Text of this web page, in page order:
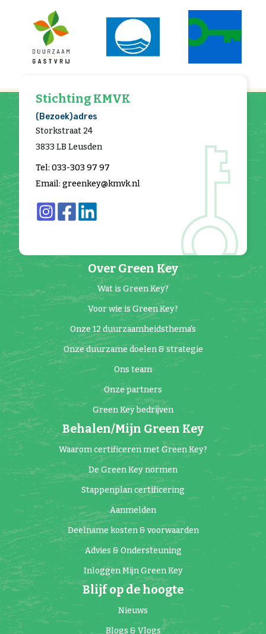
Over Green Key
Wat is Green Key?
Voor wie is Green Key?
Onze 12 duurzaamheidsthema's
Onze duurzame doelen & strategie
Ons team
Onze partners
Green Key bedrijven
Behalen/Mijn Green Key
Waarom certificeren met Green Key?
De Green Key normen
Stappenplan certificering
Aanmelden
Deelname kosten & voorwaarden
Advies & Ondersteuning
Inloggen Mijn Green Key
Blijf op de hoogte
Nieuws
Blogs & Vlogs
Stichting KMVK
(Bezoek)adres
Storkstraat 24
3833 LB Leusden
Tel: 033-303 97 97
Email: greenkey@kmvk.nl